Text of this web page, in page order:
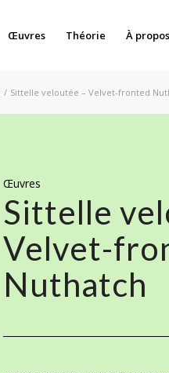
Œuvres Théorie À propos
/ Sittelle veloutée – Velvet-fronted
Œuvres
Sittelle
Velvet-
Nuthatch